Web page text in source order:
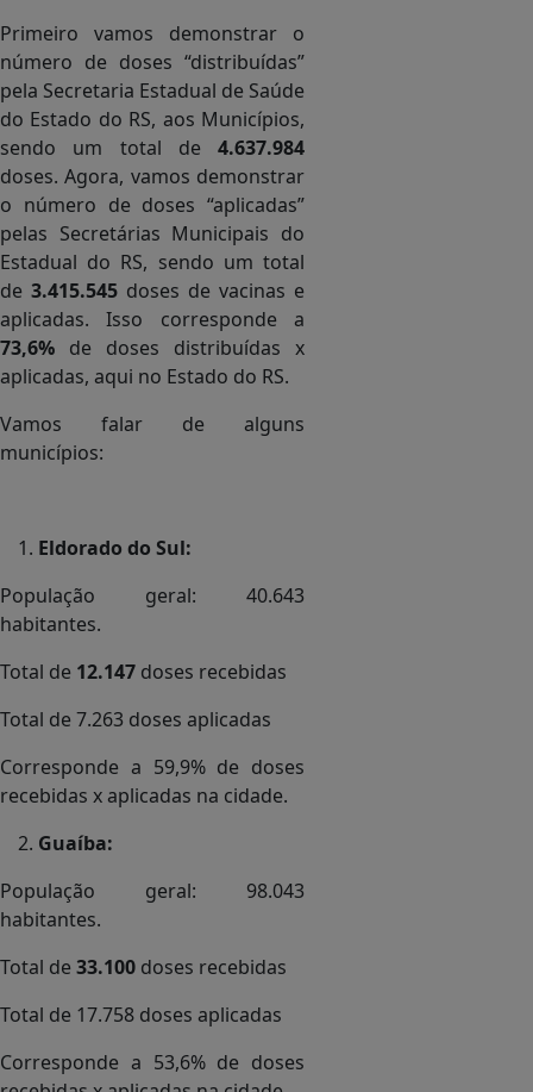
Primeiro vamos demonstrar o
número de doses “distribuídas”
pela Secretaria Estadual de Saúde
do Estado do RS, aos Municípios,
sendo um total de 4.637.984
doses. Agora, vamos demonstrar
o número de doses “aplicadas”
pelas Secretárias Municipais do
Estadual do RS, sendo um total
de 3.415.545 doses de vacinas e
aplicadas.
Isso corresponde a
73,6% de doses distribuídas x
aplicadas, aqui no Estado do RS.
Vamos falar de alguns
municípios:
Eldorado do Sul:
População geral: 40.643
habitantes.
Total de 12.147 doses recebidas
Total de 7.263 doses aplicadas
Corresponde a 59,9% de doses
recebidas x aplicadas na cidade.
Guaíba:
População geral: 98.043
habitantes.
Total de 33.100 doses recebidas
Total de 17.758 doses aplicadas
Corresponde a 53,6% de doses